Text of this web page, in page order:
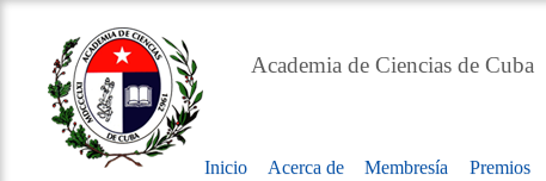
Academia de Ciencias de Cuba
Inicio Acerca de Membresía Premios